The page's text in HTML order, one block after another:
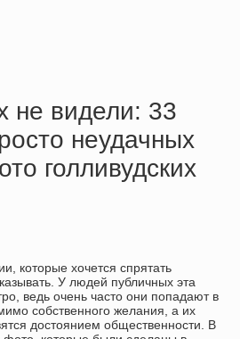
не видели: 33
неудачных
голливудских
которые хочется спрятать
У людей публичных эта
ведь очень часто они попадают в
собственного желания, а их
достоянием общественности. В